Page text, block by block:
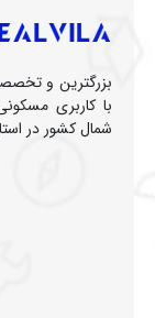
بزرگترین و
با کاربری
شمال کشور در